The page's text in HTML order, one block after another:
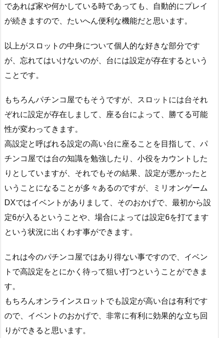
であれば家や何かしている時であっても、自動的にプレイ
が続きますので、たいへん便利な機能だと思います。
以上がスロットの中身について個人的な好きな部分です
が、忘れてはいけないのが、台には設定が存在するという
ことです。
もちろんパチンコ屋でもそうですが、スロットには台それ
ぞれに設定が存在しまして、座る台によって、勝てる可能
性が変わってきます。
高設定と呼ばれる設定の高い台に座ることを目指して、パ
チンコ屋では台の知識を勉強したり、小役をカウントした
りとしていますが、それでもその結果、設定が悪かったと
いうことになることが多々あるのですが、ミリオンゲーム
DXではイベントがありまして、そのおかげで、最初から設
定6が入るということや、場合によっては設定6を打てます
という状況に出くわす事ができます。
これは今のパチンコ屋ではあり得ない事ですので、イベン
トで高設定をとにかく待って狙い打つということができま
す。
もちろんオンラインスロットでも設定が高い台は有利です
ので、イベントのおかげで、非常に有利に効果的な立ち回
りができると思います。